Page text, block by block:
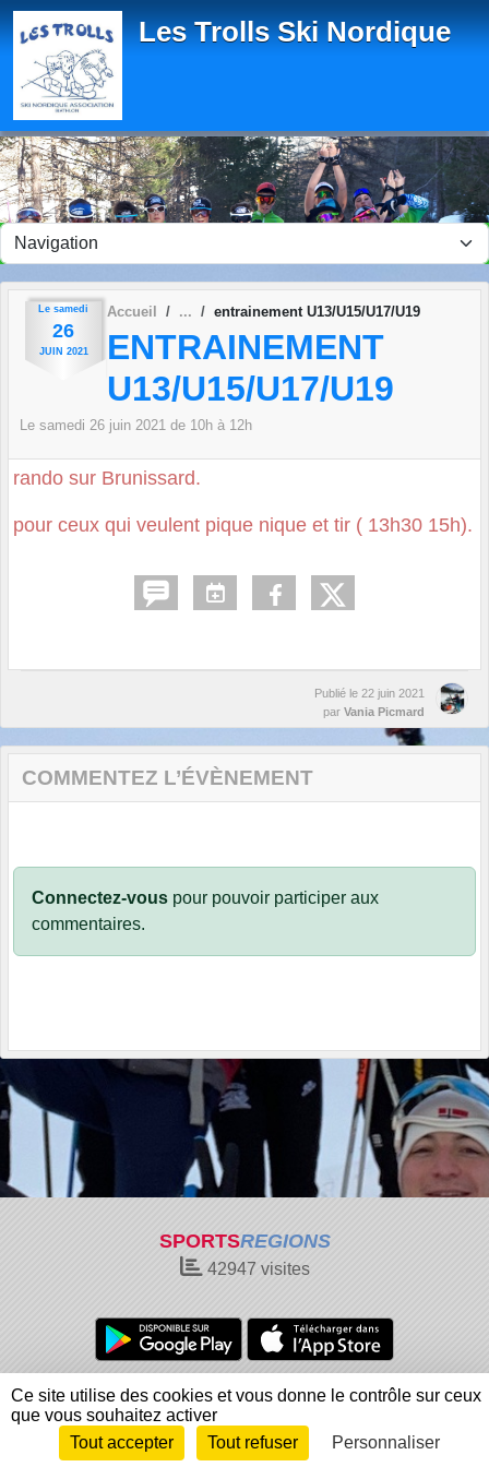
Les Trolls Ski Nordique
Le samedi
26
JUIN 2021
Accueil entrainement U13/U15/U17/U19
ENTRAINEMENT
U13/U15/U17/U19
Le samedi 26 juin 2021 de 10h à 12h
rando sur Brunissard.
pour ceux qui veulent pique nique et tir ( 13h30 15h).
Publié le 22 juin 2021
par Vania Picmard
COMMENTEZ L’ÉVÈNEMENT
Connectez-vous pour pouvoir participer aux
commentaires.
SPORTSREGIONS
42947 visites
Charte cookies
Gestion des cookies
Informations légales
Signaler un contenu inapproprié
Envie de participer ?
Connexion
Panneau de gestion des cookies
Ce site utilise des cookies et vous donne le contrôle sur ceux
que vous souhaitez activer
Tout accepter
Tout refuser Personnaliser